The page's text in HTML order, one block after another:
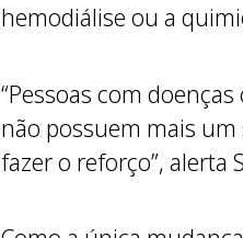
hemodiálise ou a
“Pessoas com
não possuem mais
fazer o reforço”, alerta